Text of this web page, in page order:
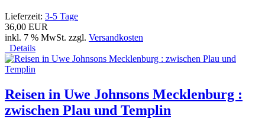
Lieferzeit: 3-5 Tage
36,00 EUR
inkl. 7 % MwSt. zzgl. Versandkosten
Details
Reisen in Uwe Johnsons Mecklenburg :
zwischen Plau und Templin